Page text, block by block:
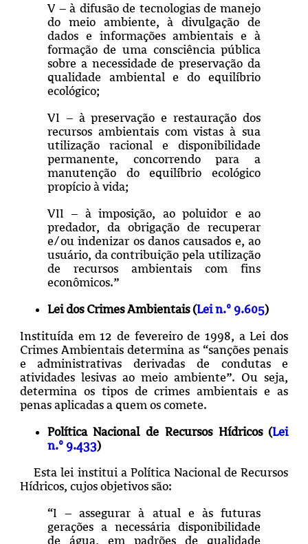
V – à difusão de tecnologias de manejo
do meio ambiente, à divulgação de
dados e informações ambientais e à
formação de uma consciência pública
sobre a necessidade de preservação da
qualidade ambiental e do equilíbrio
ecológico;
VI – à preservação e restauração dos
recursos ambientais com vistas à sua
utilização racional e disponibilidade
permanente, concorrendo para a
manutenção do equilíbrio ecológico
propício à vida;
VII – à imposição, ao poluidor e ao
predador, da obrigação de recuperar
e/ou indenizar os danos causados e, ao
usuário, da contribuição pela utilização
de recursos ambientais com fins
econômicos.”
Lei dos Crimes Ambientais (Lei n.º 9.605)
Instituída em 12 de fevereiro de 1998, a Lei dos
Crimes Ambientais determina as “sanções penais
e administrativas derivadas de condutas e
atividades lesivas ao meio ambiente”. Ou seja,
determina os tipos de crimes ambientais e as
penas aplicadas a quem os comete.
Política Nacional de Recursos Hídricos (Lei
n.º 9.433)
Esta lei institui a Política Nacional de Recursos
Hídricos, cujos objetivos são:
“I – assegurar à atual e às futuras
gerações a necessária disponibilidade
de água, em padrões de qualidade